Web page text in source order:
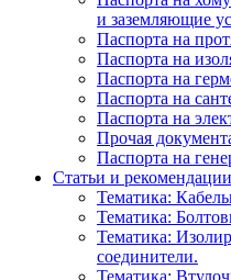
и заземляющие
Паспорта на
Паспорта на
Паспорта на
Паспорта на
Паспорта на
Прочая
Паспорта на
Статьи и рекомендации
Тематика:
Тематика:
Тематика:
соединители.
Тематика: